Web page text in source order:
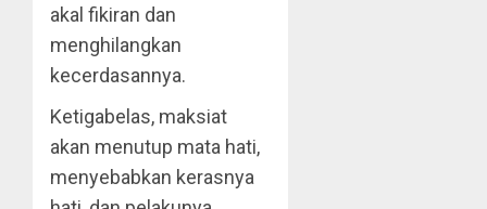
akal fikiran dan
menghilangkan
kecerdasannya.
Ketigabelas, maksiat
akan menutup mata hati,
menyebabkan kerasnya